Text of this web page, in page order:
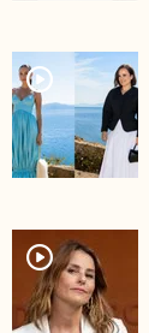
player2
player2